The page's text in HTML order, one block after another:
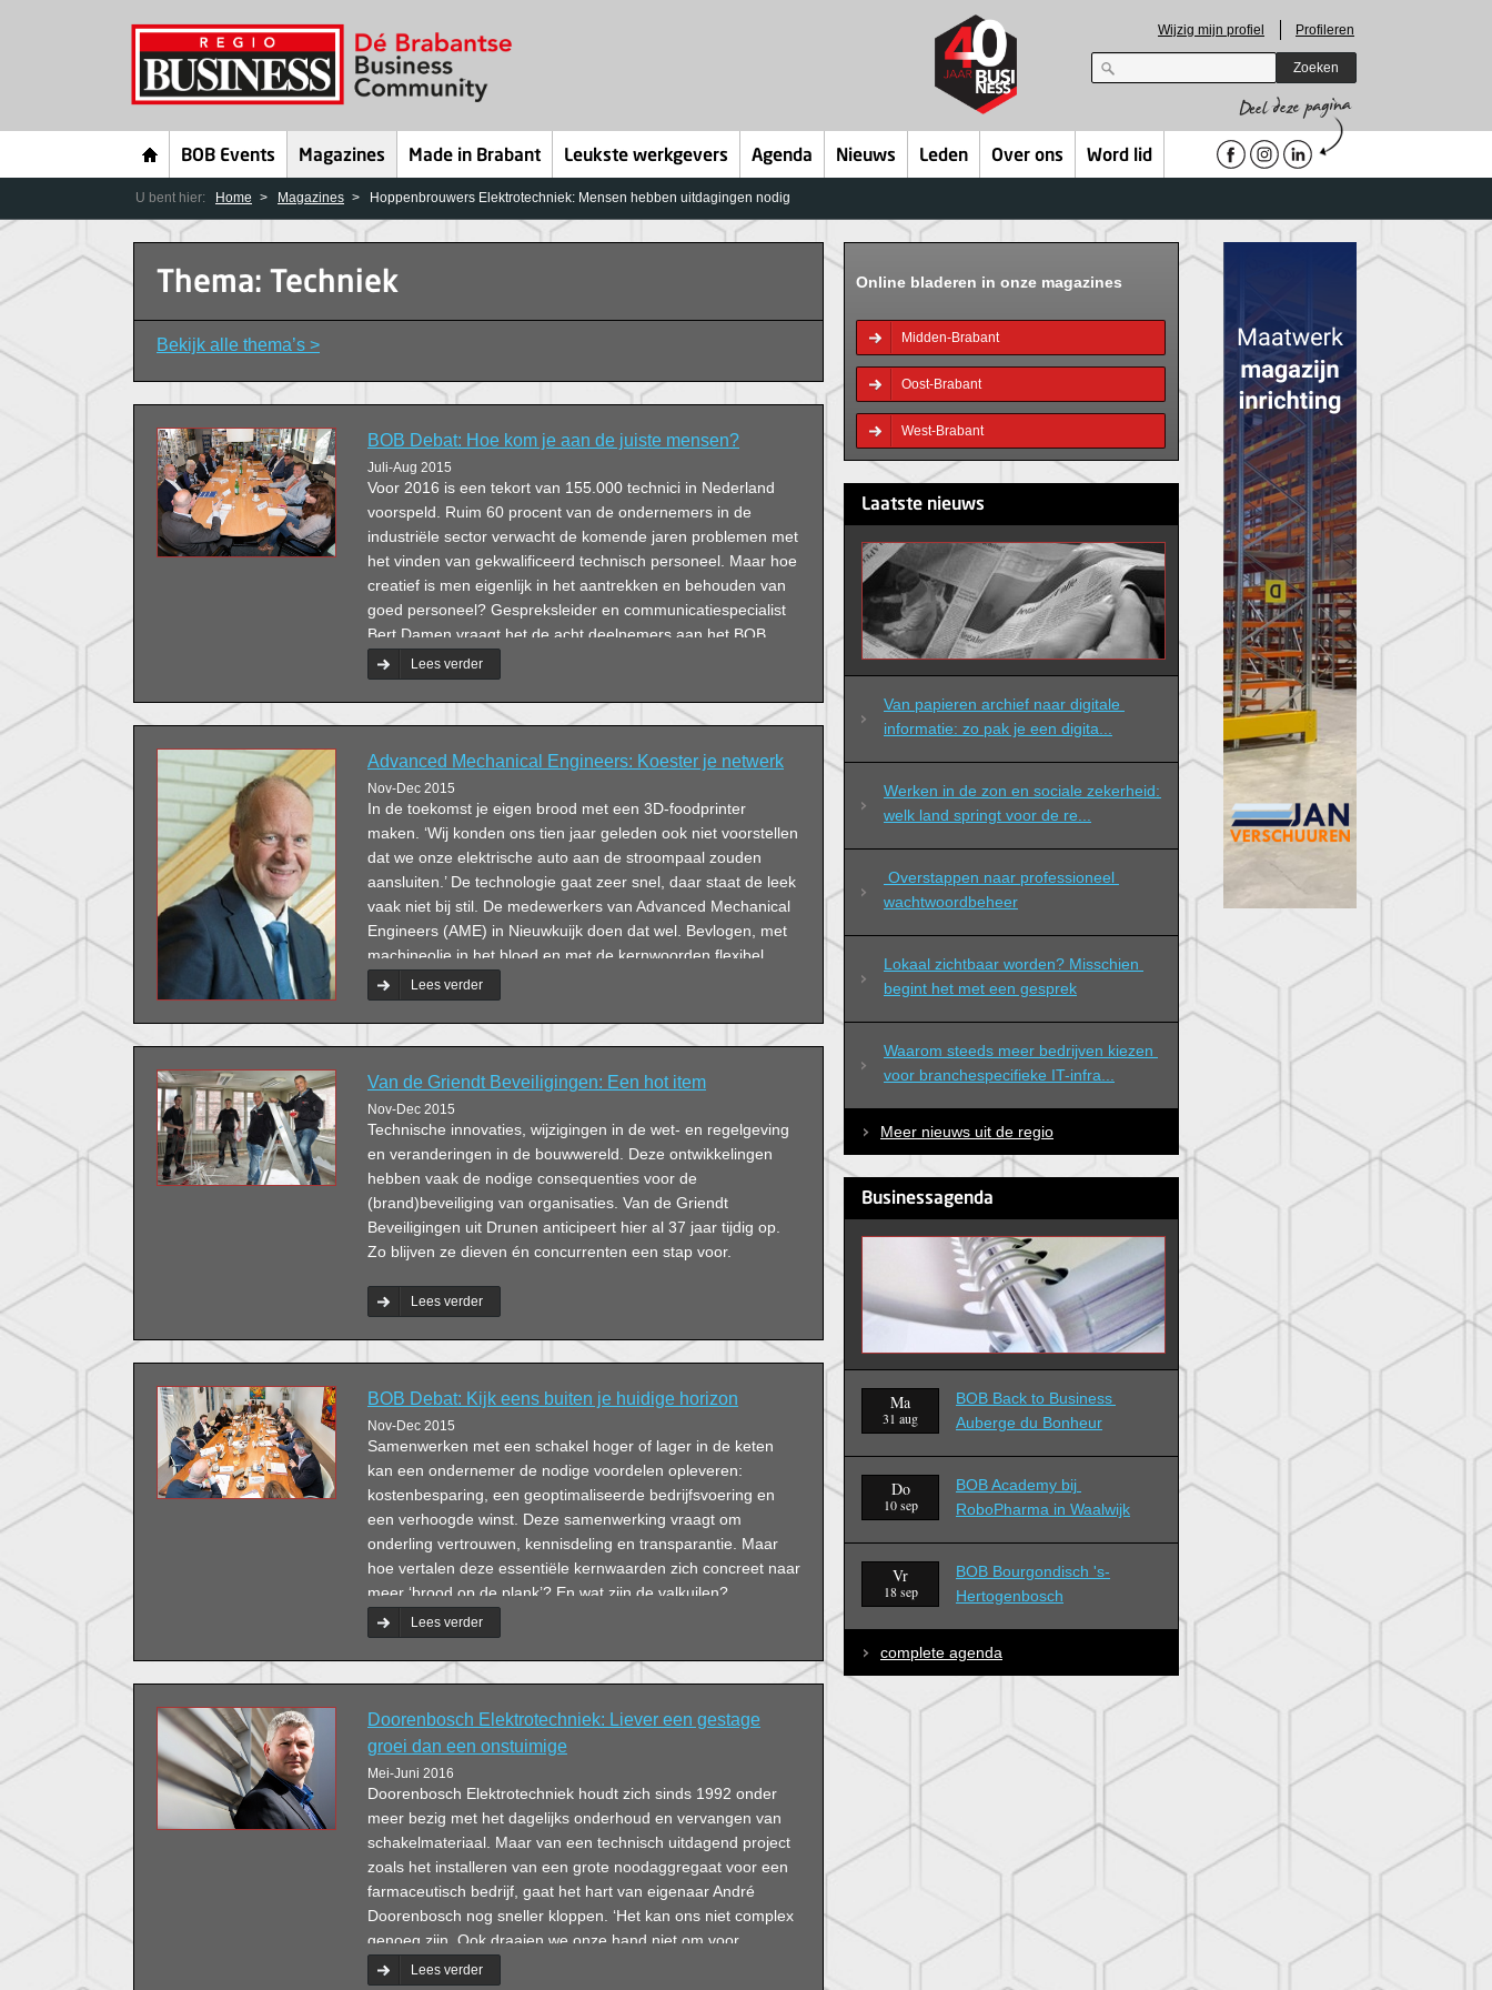
Wijzig mijn profiel Profileren
Zoeken
BOB Events Magazines Made in Brabant Leukste werkgevers Agenda Nieuws Leden Over ons Word lid
U bent hier: Home Magazines Hoppenbrouwers Elektrotechniek: Mensen hebben uitdagingen nodig
Thema: Techniek
Bekijk alle thema’s >
BOB Debat: Hoe kom je aan de juiste mensen?
Juli-Aug 2015
Voor 2016 is een tekort van 155.000 technici in Nederland
voorspeld. Ruim 60 procent van de ondernemers in de
industriële sector verwacht de komende jaren problemen met
het vinden van gekwalificeerd technisch personeel. Maar hoe
creatief is men eigenlijk in het aantrekken en behouden van
goed personeel? Gespreksleider en communicatiespecialist
Bert Damen vraagt het de acht deelnemers aan het BOB
Debat.Lees verder
Advanced Mechanical Engineers: Koester je netwerk
Nov-Dec 2015
In de toekomst je eigen brood met een 3D-foodprinter
maken. ‘Wij konden ons tien jaar geleden ook niet voorstellen
dat we onze elektrische auto aan de stroompaal zouden
aansluiten.’ De technologie gaat zeer snel, daar staat de leek
vaak niet bij stil. De medewerkers van Advanced Mechanical
Engineers (AME) in Nieuwkuijk doen dat wel. Bevlogen, met
machineolie in het bloed en met de kernwoorden flexibel,
snel en persoonlijk. ‘En vooral met heel veel plezier.’
Lees verder
Van de Griendt Beveiligingen: Een hot item
Nov-Dec 2015
Technische innovaties, wijzigingen in de wet- en regelgeving
en veranderingen in de bouwwereld. Deze ontwikkelingen
hebben vaak de nodige consequenties voor de
(brand)beveiliging van organisaties. Van de Griendt
Beveiligingen uit Drunen anticipeert hier al 37 jaar tijdig op.
Zo blijven ze dieven én concurrenten een stap voor.
Lees verder
BOB Debat: Kijk eens buiten je huidige horizon
Nov-Dec 2015
Samenwerken met een schakel hoger of lager in de keten
kan een ondernemer de nodige voordelen opleveren:
kostenbesparing, een geoptimaliseerde bedrijfsvoering en
een verhoogde winst. Deze samenwerking vraagt om
onderling vertrouwen, kennisdeling en transparantie. Maar
hoe vertalen deze essentiële kernwaarden zich concreet naar
meer ‘brood op de plank’? En wat zijn de valkuilen?
Gespreksleider en communicatiespecialist Bert Damen gaat
hier met de negen debatdeelnemers over in discussie.
Lees verder
Doorenbosch Elektrotechniek: Liever een gestage
groei dan een onstuimige
Mei-Juni 2016
Doorenbosch Elektrotechniek houdt zich sinds 1992 onder
meer bezig met het dagelijks onderhoud en vervangen van
schakelmateriaal. Maar van een technisch uitdagend project
zoals het installeren van een grote noodaggregaat voor een
farmaceutisch bedrijf, gaat het hart van eigenaar André
Doorenbosch nog sneller kloppen. ‘Het kan ons niet complex
genoeg zijn. Ook draaien we onze hand niet om voor
bijvoorbeeld een grootschalig nieuwbouwproject als de
Lees verder
Online bladeren in onze magazines
Midden-Brabant
Oost-Brabant
West-Brabant
Laatste nieuws
Van papieren archief naar digitale
informatie: zo pak je een digita...
Werken in de zon en sociale zekerheid:
welk land springt voor de re...
wachtwoordbeheer
Lokaal zichtbaar worden? Misschien
begint het met een gesprek
Waarom steeds meer bedrijven kiezen
voor branchespecifieke IT-infra...
Meer nieuws uit de regio
Businessagenda
Ma
31 aug
BOB Back to Business
Auberge du Bonheur
Do
10 sep
BOB Academy bij
RoboPharma in Waalwijk
Vr
18 sep
BOB Bourgondisch 's-
Hertogenbosch
complete agenda